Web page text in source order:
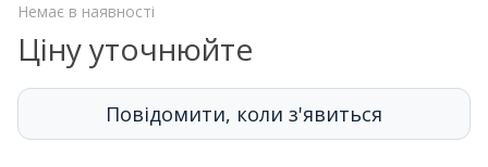
Немає в наявності
Ціну уточнюйте
Повідомити, коли з'явиться